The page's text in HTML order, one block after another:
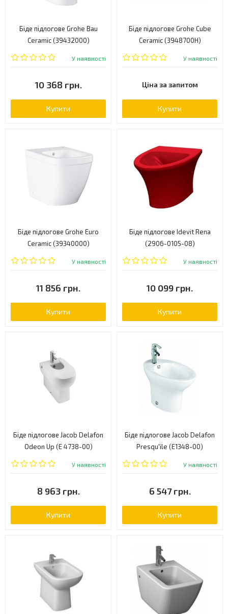
Біде підлогове Grohe Bau
Ceramic (39432000)
У наявності
10 368 грн.
Купити
Біде підлогове Grohe Cube
Ceramic (3948700H)
У наявності
Ціна за запитом
Купити
Біде підлогове Grohe Euro
Ceramic (39340000)
У наявності
11 856 грн.
Купити
Біде підлогове Idevit Rena
(2906-0105-08)
У наявності
10 099 грн.
Купити
Біде підлогове Jacob Delafon
Odeon Up (Е 4738-00)
У наявності
8 963 грн.
Купити
Біде підлогове Jacob Delafon
Presqu'ile (E1348-00)
У наявності
6 547 грн.
Купити